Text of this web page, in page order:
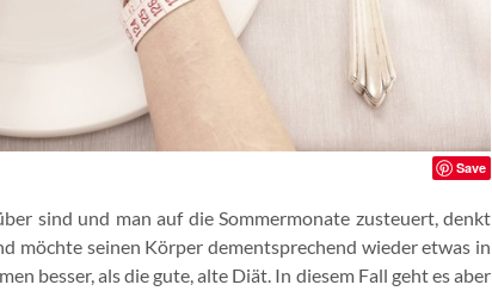
Save
sind und man auf die Sommermonate zusteuert, denkt
möchte seinen Körper dementsprechend wieder etwas in
besser, als die gute, alte Diät. In diesem Fall geht es aber